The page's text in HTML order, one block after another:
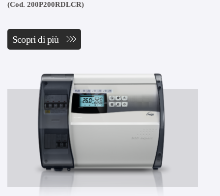
(Cod. 200P200RDLCR)
Scopri di più